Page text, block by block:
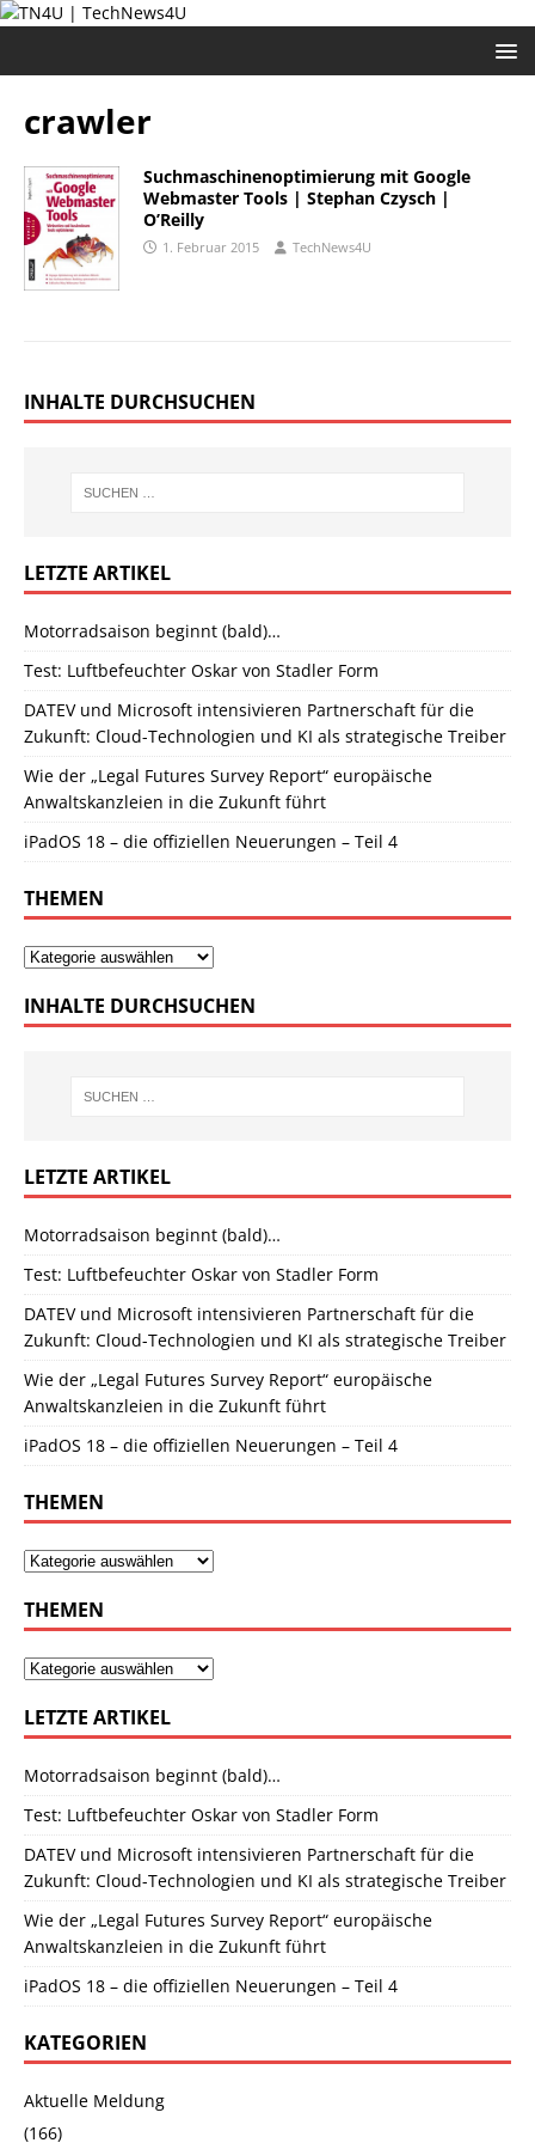
crawler
Suchmaschinenoptimierung mit Google
Webmaster Tools | Stephan Czysch |
O’Reilly
1. Februar 2015 TechNews4U
INHALTE DURCHSUCHEN
LETZTE ARTIKEL
Motorradsaison beginnt (bald)…
Test: Luftbefeuchter Oskar von Stadler Form
DATEV und Microsoft intensivieren Partnerschaft für die
Zukunft: Cloud-Technologien und KI als strategische Treiber
Wie der „Legal Futures Survey Report“ europäische
Anwaltskanzleien in die Zukunft führt
iPadOS 18 – die offiziellen Neuerungen – Teil 4
THEMEN
INHALTE DURCHSUCHEN
LETZTE ARTIKEL
Motorradsaison beginnt (bald)…
Test: Luftbefeuchter Oskar von Stadler Form
DATEV und Microsoft intensivieren Partnerschaft für die
Zukunft: Cloud-Technologien und KI als strategische Treiber
Wie der „Legal Futures Survey Report“ europäische
Anwaltskanzleien in die Zukunft führt
iPadOS 18 – die offiziellen Neuerungen – Teil 4
THEMEN
THEMEN
LETZTE ARTIKEL
Motorradsaison beginnt (bald)…
Test: Luftbefeuchter Oskar von Stadler Form
DATEV und Microsoft intensivieren Partnerschaft für die
Zukunft: Cloud-Technologien und KI als strategische Treiber
Wie der „Legal Futures Survey Report“ europäische
Anwaltskanzleien in die Zukunft führt
iPadOS 18 – die offiziellen Neuerungen – Teil 4
KATEGORIEN
Aktuelle Meldung
(166)